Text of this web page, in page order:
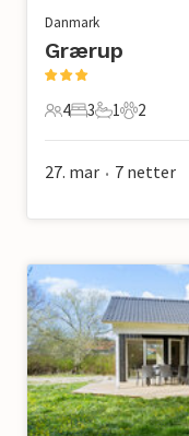
Danmark
Grærup
4 Gjester
4
3 Soverom
3
1 Bad
1
2 Kjæledyr
2
27. mar • 7 netter